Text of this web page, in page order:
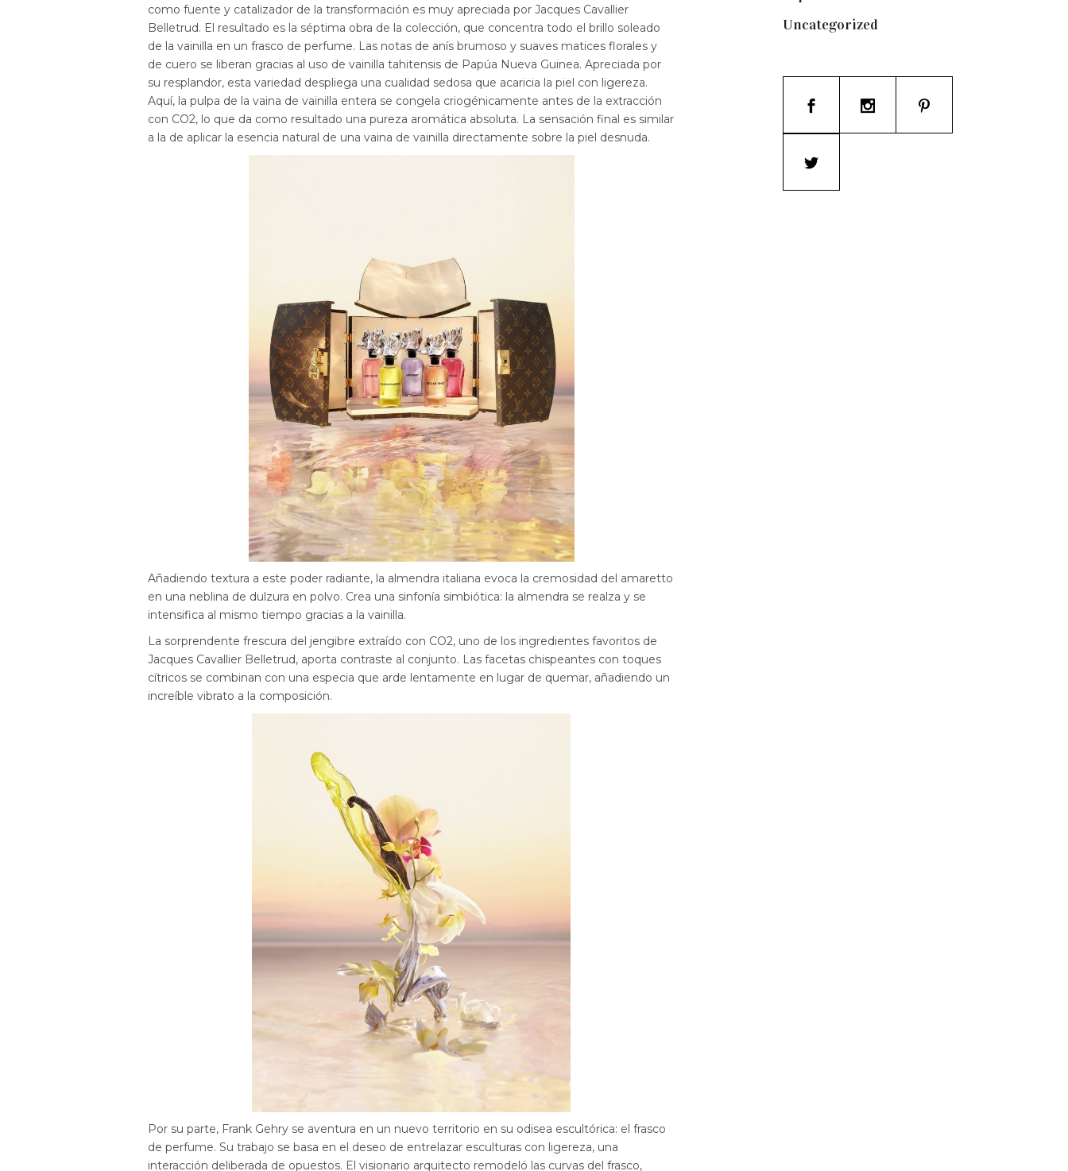
como fuente y catalizador de la transformación es muy apreciada por Jacques Cavallier
Belletrud. El resultado es la séptima obra de la colección, que concentra todo el brillo soleado
de la vainilla en un frasco de perfume. Las notas de anís brumoso y suaves matices florales y
de cuero se liberan gracias al uso de vainilla tahitensis de Papúa Nueva Guinea. Apreciada por
su resplandor, esta variedad despliega una cualidad sedosa que acaricia la piel con ligereza.
Aquí, la pulpa de la vaina de vainilla entera se congela criogénicamente antes de la extracción
con CO2, lo que da como resultado una pureza aromática absoluta. La sensación final es similar
a la de aplicar la esencia natural de una vaina de vainilla directamente sobre la piel desnuda.
Añadiendo textura a este poder radiante, la almendra italiana evoca la cremosidad del amaretto
en una neblina de dulzura en polvo. Crea una sinfonía simbiótica: la almendra se realza y se
intensifica al mismo tiempo gracias a la vainilla.
La sorprendente frescura del jengibre extraído con CO2, uno de los ingredientes favoritos de
Jacques Cavallier Belletrud, aporta contraste al conjunto. Las facetas chispeantes con toques
cítricos se combinan con una especia que arde lentamente en lugar de quemar, añadiendo un
increíble vibrato a la composición.
Por su parte, Frank Gehry se aventura en un nuevo territorio en su odisea escultórica: el frasco
de perfume. Su trabajo se basa en el deseo de entrelazar esculturas con ligereza, una
interacción deliberada de opuestos. El visionario arquitecto remodeló las curvas del frasco,
Uncategorized